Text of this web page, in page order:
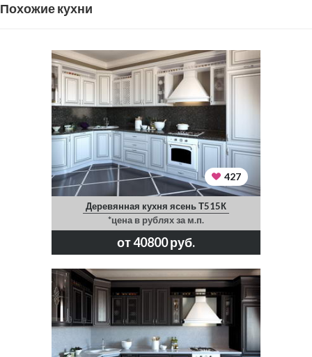
Похожие кухни
427
Деревянная кухня ясень Т515К
*цена в рублях за м.п.
от 40800 руб.